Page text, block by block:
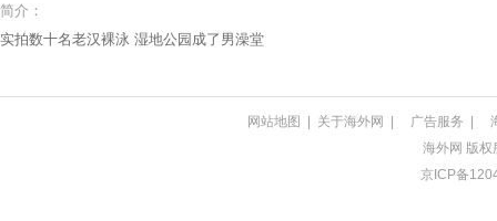
简介：
实拍数十名老汉裸泳 湿地公园成了男澡堂
网站地图 | 关于海外网 | 广告服务 |
海外网 版权
京ICP备